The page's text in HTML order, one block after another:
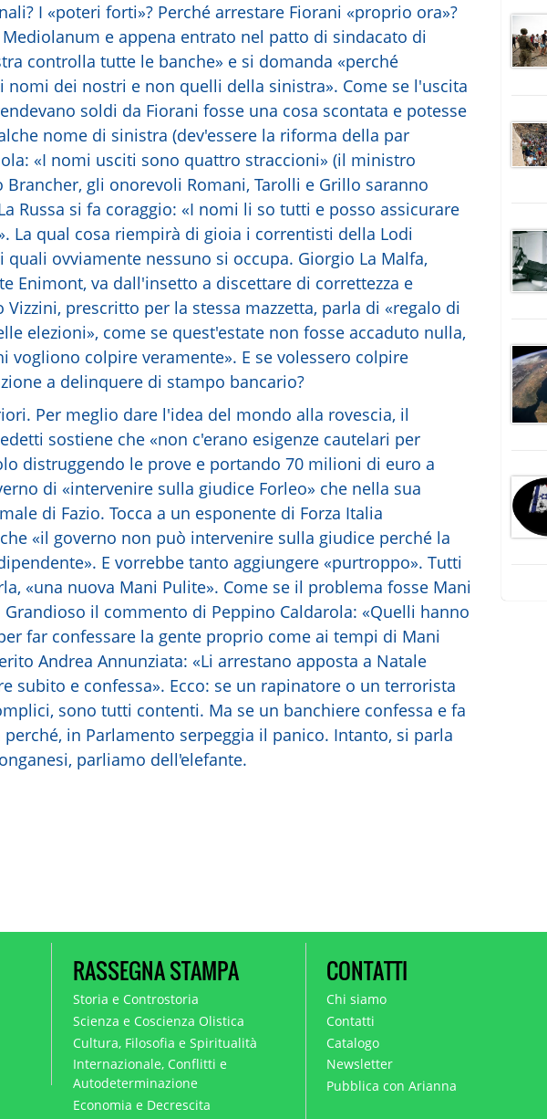
I «poteri forti»? Perché arrestare Fiorani «proprio ora»?
e appena entrato nel patto di sindacato di
controlla tutte le banche» e si domanda «perché
nomi dei nostri e non quelli della sinistra». Come se l'uscita
soldi da Fiorani fosse una cosa scontata e potesse
nome di sinistra (dev'essere la riforma della par
«I nomi usciti sono quattro straccioni» (il ministro
gli onorevoli Romani, Tarolli e Grillo saranno
Russa si fa coraggio: «I nomi li so tutti e posso assicurare
La qual cosa riempirà di gioia i correntisti della Lodi
quali ovviamente nessuno si occupa. Giorgio La Malfa,
Enimont, va dall'insetto a discettare di correttezza e
prescritto per la stessa mazzetta, parla di «regalo di
elezioni», come se quest'estate non fosse accaduto nulla,
vogliono colpire veramente». E se volessero colpire
a delinquere di stampo bancario?
Per meglio dare l'idea del mondo alla rovescia, il
sostiene che «non c'erano esigenze cautelari per
distruggendo le prove e portando 70 milioni di euro a
di «intervenire sulla giudice Forleo» che nella sua
di Fazio. Tocca a un esponente di Forza Italia
«il governo non può intervenire sulla giudice perché la
E vorrebbe tanto aggiungere «purtroppo». Tutti
«una nuova Mani Pulite». Come se il problema fosse Mani
il commento di Peppino Caldarola: «Quelli hanno
far confessare la gente proprio come ai tempi di Mani
Andrea Annunziata: «Li arrestano apposta a Natale
subito e confessa». Ecco: se un rapinatore o un terrorista
sono tutti contenti. Ma se un banchiere confessa e fa
in Parlamento serpeggia il panico. Intanto, si parla
parliamo dell'elefante.
RASSEGNA STAMPA
Storia e Controstoria
Scienza e Coscienza Olistica
Cultura, Filosofia e Spiritualità
Internazionale, Conflitti e
Autodeterminazione
Economia e Decrescita
CONTATTI
Chi siamo
Contatti
Catalogo
Newsletter
Pubblica con Arianna